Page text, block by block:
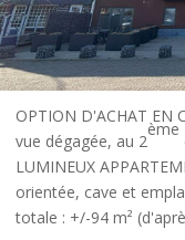
OPTION D'ACHAT EN
vue dégagée, au 2
ème
LUMINEUX
orientée, cave et
totale : +/-94 m²